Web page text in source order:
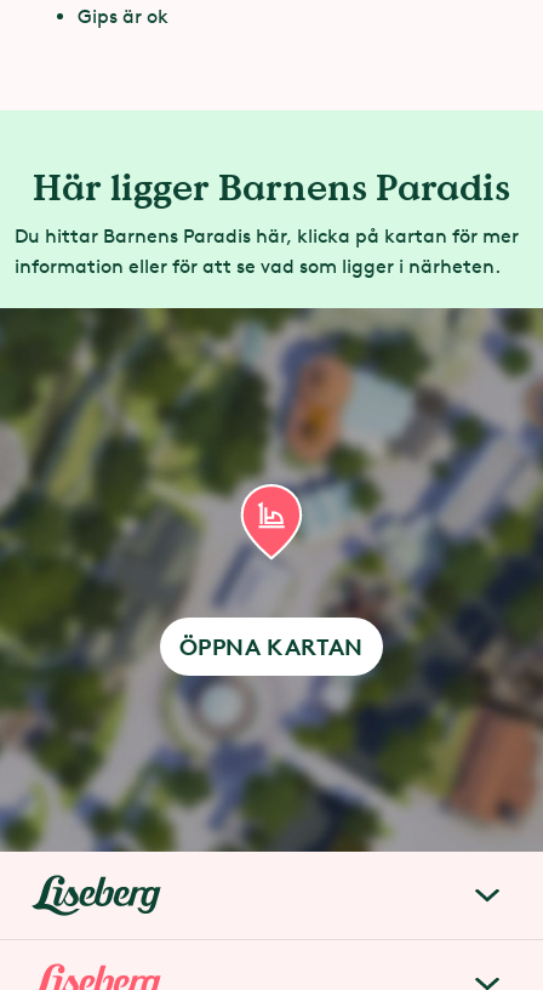
Gips är ok
Här ligger Barnens Paradis
Du hittar Barnens Paradis här, klicka på kartan för mer
information eller för att se vad som ligger i närheten.
ÖPPNA KARTAN
liseberg.se